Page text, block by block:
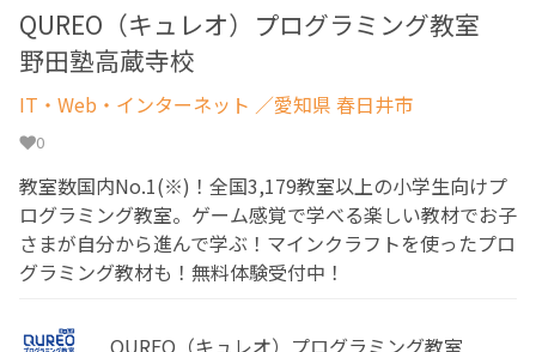
QUREO（キュレオ）プログラミング教室
野田塾高蔵寺校
IT・Web・インターネット ／愛知県 春日井市
0
教室数国内No.1(※)！全国3,179教室以上の小学生向けプ
ログラミング教室。ゲーム感覚で学べる楽しい教材でお子
さまが自分から進んで学ぶ！マインクラフトを使ったプロ
グラミング教材も！無料体験受付中！